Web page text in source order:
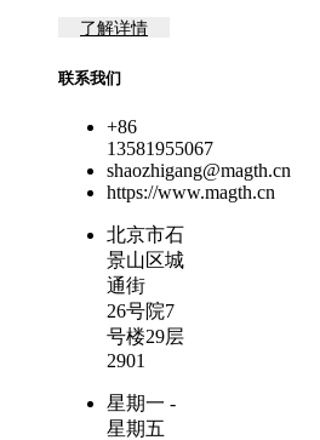
了解详情
联系我们
+86
13581955067
shaozhigang@magth.cn
https://www.magth.cn
北京市石
景山区城
通街
26号院7
号楼29层
2901
星期一 -
星期五